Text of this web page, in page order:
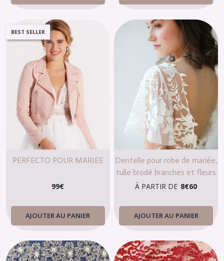
BEST SELLER
PERFECTO POUR MARIEE
99€
AJOUTER AU PANIER
Dentelle pour robe de mariée,
tulle brodé branches et fleurs
À PARTIR DE 8€60
AJOUTER AU PANIER